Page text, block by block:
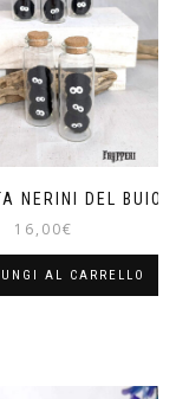
NERINI DEL BUIO
16,00€
AL CARRELLO